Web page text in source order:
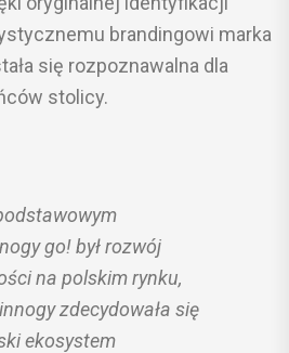
brandingowi marka
się rozpoznawalna dla
stolicy.
go! był rozwój
na polskim rynku,
zdecydowała się
ekosystem